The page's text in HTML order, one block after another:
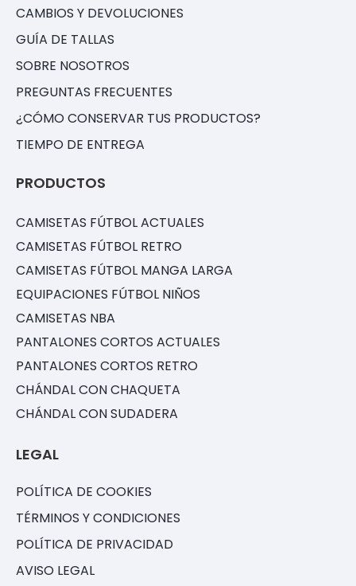
CAMBIOS Y DEVOLUCIONES
GUÍA DE TALLAS
SOBRE NOSOTROS
PREGUNTAS FRECUENTES
¿CÓMO CONSERVAR TUS PRODUCTOS?
TIEMPO DE ENTREGA
PRODUCTOS
CAMISETAS FÚTBOL ACTUALES
CAMISETAS FÚTBOL RETRO
CAMISETAS FÚTBOL MANGA LARGA
EQUIPACIONES FÚTBOL NIÑOS
CAMISETAS NBA
PANTALONES CORTOS ACTUALES
PANTALONES CORTOS RETRO
CHÁNDAL CON CHAQUETA
CHÁNDAL CON SUDADERA
LEGAL
POLÍTICA DE COOKIES
TÉRMINOS Y CONDICIONES
POLÍTICA DE PRIVACIDAD
AVISO LEGAL